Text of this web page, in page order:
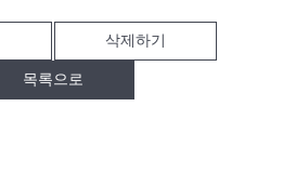
삭제하기
목록으로